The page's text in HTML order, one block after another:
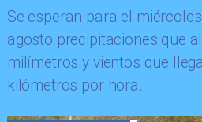
Se esperan para el
agosto precipitaciones que
milímetros y vientos que
kilómetros por hora.